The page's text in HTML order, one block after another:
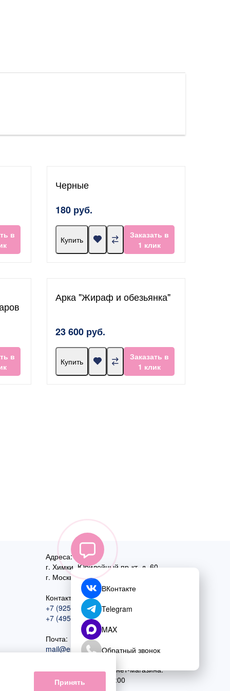
в
Черные
180 руб.
Купить
Заказать в
1 клик
в
Арка "Жираф и обезьянка"
23 600 руб.
Купить
Заказать в
1 клик
Адреса:
г. Химки, Юбилейный пр-кт, д. 60
г. Москва,ул. Перовская, д. 59
Контактный номер:
+7 (925) 585-74-27
+7 (495) 970-44-75
Почта:
mail@esta-fiesta.ru
Режим работы интернет-магазина:
ПН-ВС с 09:00 до 21:00
ВКонтакте
Telegram
MAX
Обратный звонок
Принять